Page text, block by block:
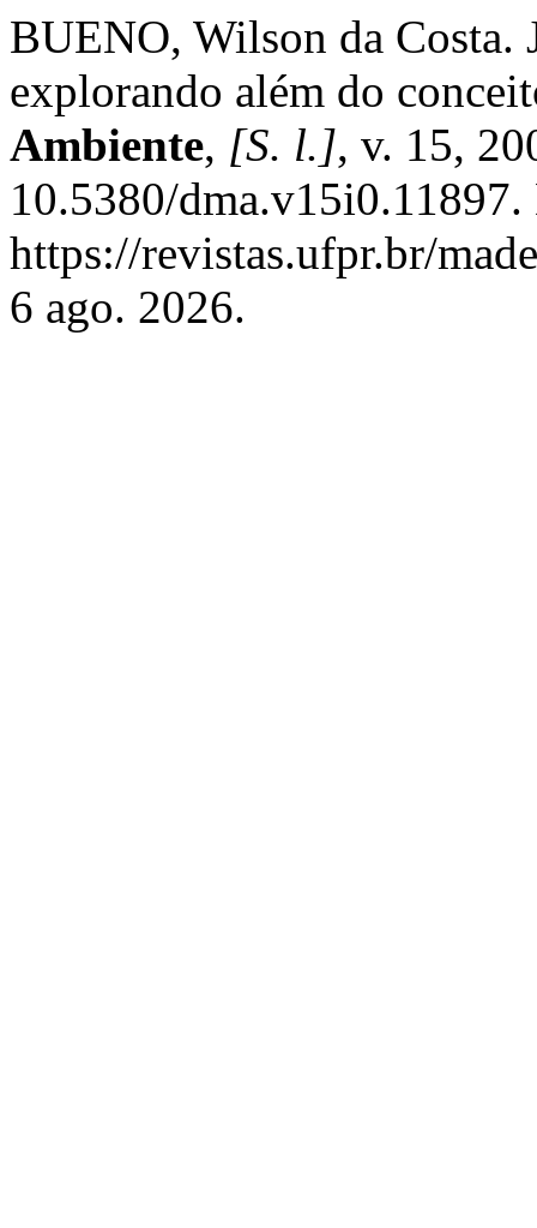
BUENO, Wilson da Costa.
explorando além do
Ambiente, [S. l.], v. 15,
10.5380/
https://revistas.ufpr.br/
6 ago. 2026.